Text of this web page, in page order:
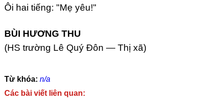
Ôi hai tiếng: "Mẹ yêu!"
BÙI HƯƠNG THU
(HS trường Lê Quý Đôn — Thị xã)
Từ khóa: n/a
Các bài viết liên quan: